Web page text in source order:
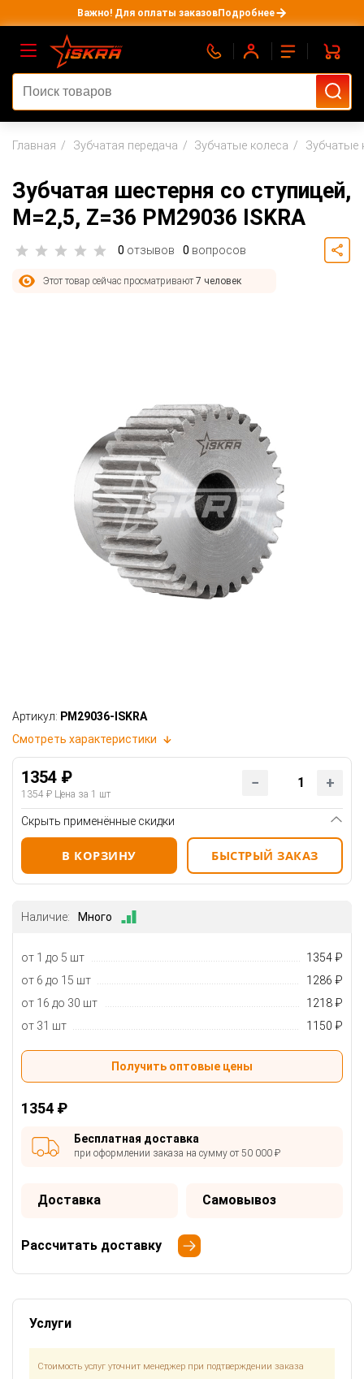
Важно! Для оплаты заказовПодробнее
Главная Зубчатая передача Зубчатые колеса Зубчатые
Зубчатая шестерня со ступицей,
M=2,5, Z=36 PM29036 ISKRA
0 отзывов 0 вопросов
Этот товар сейчас просматривают7 человек
Артикул: PM29036-ISKRA
Смотреть характеристики
1354 ₽
1354 ₽ Цена за 1 шт
Скрыть применённые скидки
В КОРЗИНУ БЫСТРЫЙ ЗАКАЗ
Наличие: Много
от 1 до 5 шт
1354 ₽
от 6 до 15 шт
1286 ₽
от 16 до 30 шт
1218 ₽
от 31 шт
1150 ₽
Получить оптовые цены
1354 ₽
Бесплатная доставка
при оформлении заказа на сумму от 50 000 ₽
Доставка Самовывоз
Рассчитать доставку
Услуги
Стоимость услуг уточнит менеджер при подтверждении заказа